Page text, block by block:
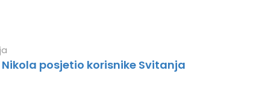
Nikola posjetio korisnike Svitanja